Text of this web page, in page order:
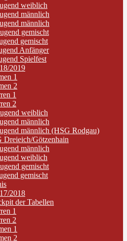
weiblich
männlich
männlich
gemischt
gemischt
Anfänger
Spielfest
2019
1
2
1
2
weiblich
männlich
männlich (HSG Rodgau)
Dreieich/Götzenhain
männlich
weiblich
gemischt
gemischt
2018
der Tabellen
1
2
1
2